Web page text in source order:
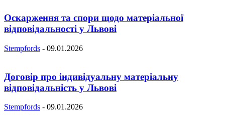
Оскарження та спори щодо матеріальної
відповідальності у Львові
Stempfords - 09.01.2026
Договір про індивідуальну матеріальну
відповідальність у Львові
Stempfords - 09.01.2026